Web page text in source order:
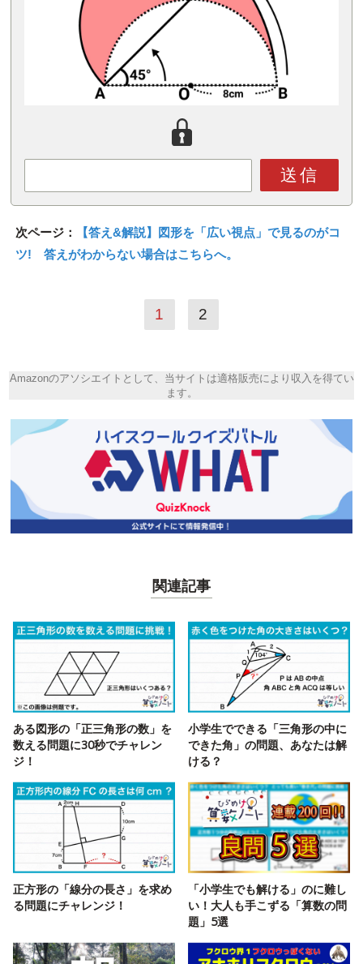
送信
次ページ：
【答え&解説】図形を「広い視点」で見るのがコ
ツ! 答えがわからない場合はこちらへ。
1 2
Amazonのアソシエイトとして、当サイトは適格販売により収入を得てい
ます。
関連記事
ある図形の「正三角形の数」を
数える問題に30秒でチャレン
ジ！
小学生でできる「三角形の中に
できた角」の問題、あなたは解
ける？
正方形の「線分の長さ」を求め
る問題にチャレンジ！
「小学生でも解ける」のに難し
い！大人も手こずる「算数の問
題」5選